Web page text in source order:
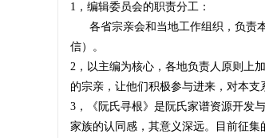
1，编辑委员会的职责分工：
各省宗亲会和当地工作组织，负责本
信）。
2，以主编为核心，各地负责人原则上
的宗亲，让他们积极参与进来，对本支
3，《阮氏寻根》是阮氏家谱资源开发
家族的认同感，其意义深远。目前征集